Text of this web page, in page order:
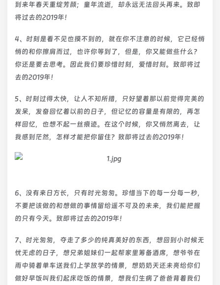
到来年春天重绽芳颜；童年流逝，却永远无法回头再来。致即
将过去的2019年！
4、时刻是看不见也摸不到的，就在你不注意的时候，它已经悄
悄的和你擦肩而过，也许你等到了，但是，你又能做些什么？
你还是要去思考。因此我们要珍惜时刻，爱惜时刻。致即将过
去的2019年！
5、时刻过得太快，让人不知所措，只好望着那以前觉得完美的
发呆，发奋回忆着以前的日子，但记忆的容量是有限的，再怎
样回忆，也想不起一丝痕迹。在这个时候，你又悄然离去，让
我感到茫然，怎样才能把你留住？致即将过去的2019年！
6、没有来日方长，只有时光匆匆。珍惜当下的每一分每一秒，
不要把该做的和想做的事情留给遥不可及的未来，我们能把握
的只有今天。致即将过去的2019年！
7、时光匆匆，夺走了多少的纯真美好的东西，想回到小时候无
忧无虑的日子，想兄弟姐妹们一起帮家里筹备酒席，想爷爷在
雨中骑着单车送我们上学放学的情景，想奶奶天还未亮给你们
做好早饭叫我们起床吃饭的情景，想我们生病了爸爸背着我们